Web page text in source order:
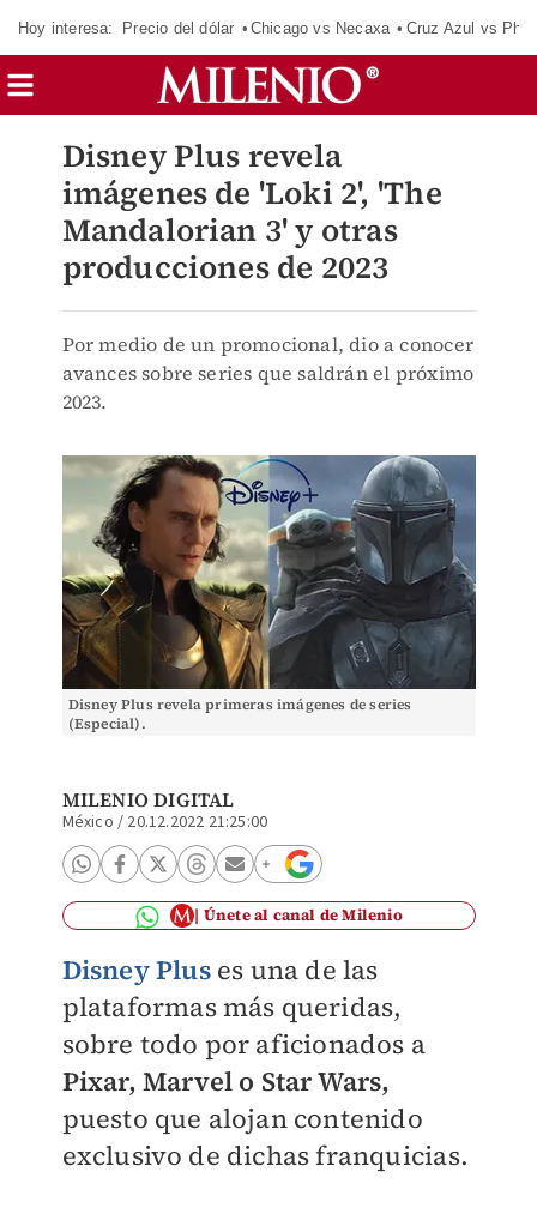
Hoy interesa: Precio del dólar Chicago vs Necaxa Cruz Azul vs
Disney Plus revela
imágenes de 'Loki 2', 'The
Mandalorian 3' y otras
producciones de 2023
Por medio de un promocional, dio a conocer
avances sobre series que saldrán el próximo
2023.
Disney Plus revela primeras imágenes de series
(Especial).
MILENIO DIGITAL
México / 20.12.2022 21:25:00
Únete al canal de Milenio
Disney Pluses una de las
plataformas más queridas,
sobre todo por aficionados a
Pixar, Marvel o Star Wars,
puesto que alojan contenido
exclusivo de dichas franquicias.